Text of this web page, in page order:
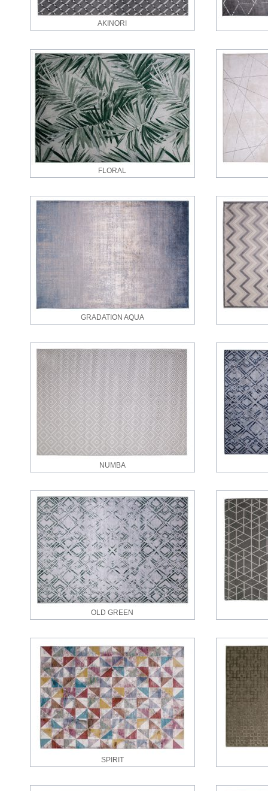
AKINORI
FLORAL
GRADATION AQUA
NUMBA
OLD GREEN
SPIRIT